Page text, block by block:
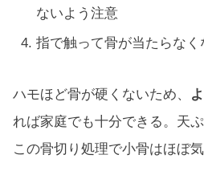
ないよう注意
指で触って骨が当たらなく
ハモほど骨が硬くないため、
れば家庭でも十分できる。天
この骨切り処理で小骨はほぼ